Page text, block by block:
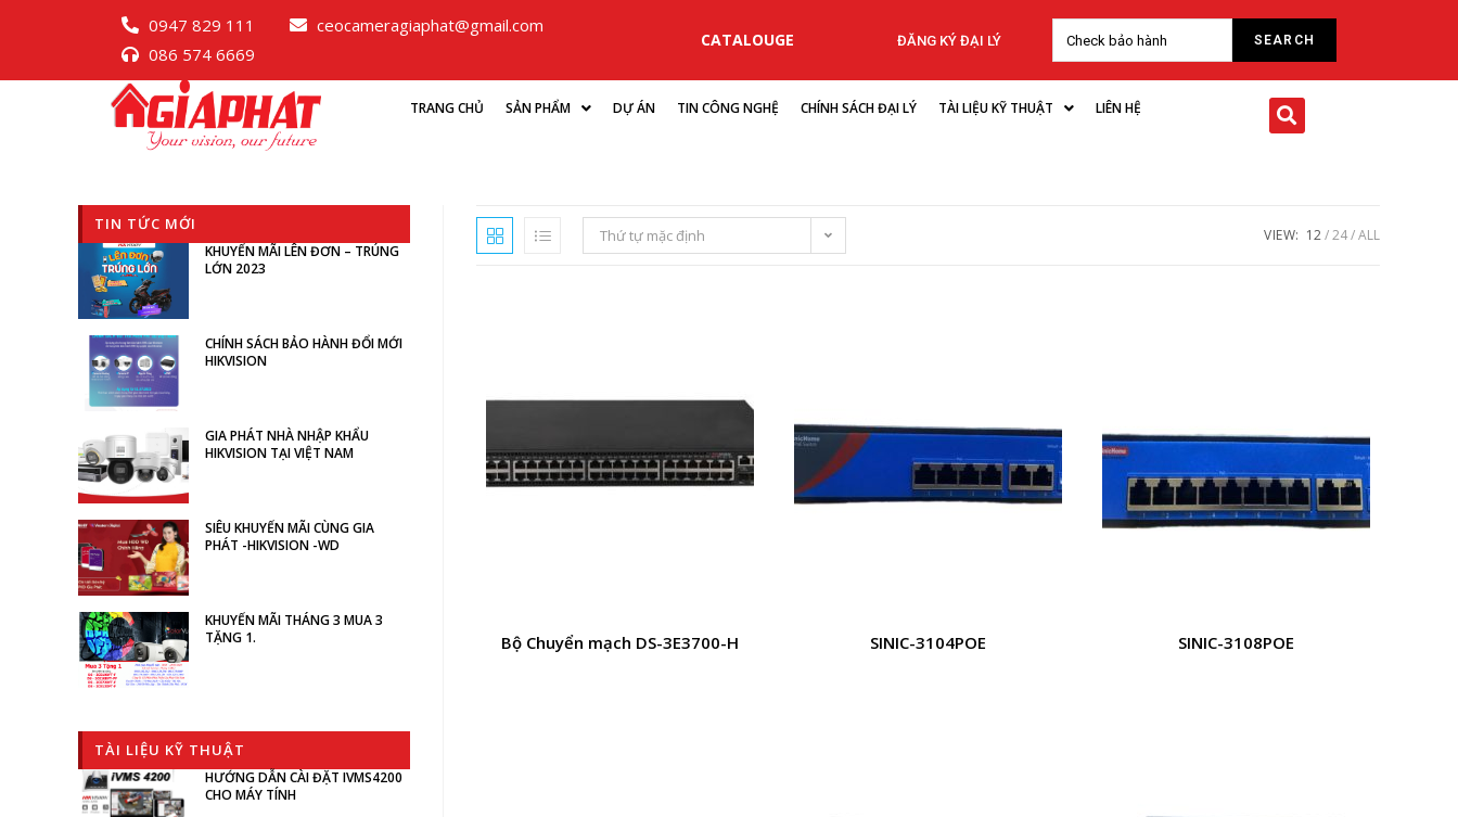
0947 829 111
ceocameragiaphat@gmail.com
086 574 6669
CATALOUGE ĐĂNG KÝ ĐẠI LÝ
TRANG CHỦ SẢN PHẨM DỰ ÁN TIN CÔNG NGHỆ CHÍNH SÁCH ĐẠI LÝ TÀI LIỆU KỸ THUẬT LIÊN HỆ
Thứ tự mặc định VIEW: 12 24 ALL
Bộ Chuyển mạch DS-3E3700-H SINIC-3104POE SINIC-3108POE
TIN TỨC MỚI
KHUYẾN MÃI LÊN ĐƠN – TRÚNG
LỚN 2023
CHÍNH SÁCH BẢO HÀNH ĐỔI MỚI
HIKVISION
GIA PHÁT NHÀ NHẬP KHẨU
HIKVISION TẠI VIỆT NAM
SIÊU KHUYẾN MÃI CÙNG GIA
PHÁT -HIKVISION -WD
KHUYẾN MÃI THÁNG 3 MUA 3
TẶNG 1.
TÀI LIỆU KỸ THUẬT
HƯỚNG DẪN CÀI ĐẶT IVMS4200
CHO MÁY TÍNH